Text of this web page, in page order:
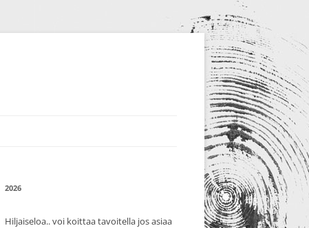
2026
Hiljaiseloa.. voi koittaa tavoitella jos asiaa